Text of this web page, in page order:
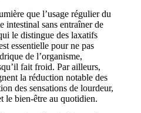
que l’usage régulier du
intestinal sans entraîner de
le distingue des laxatifs
essentielle pour ne pas
de l’organisme,
fait froid. Par ailleurs,
la réduction notable des
des sensations de lourdeur,
le bien-être au quotidien.